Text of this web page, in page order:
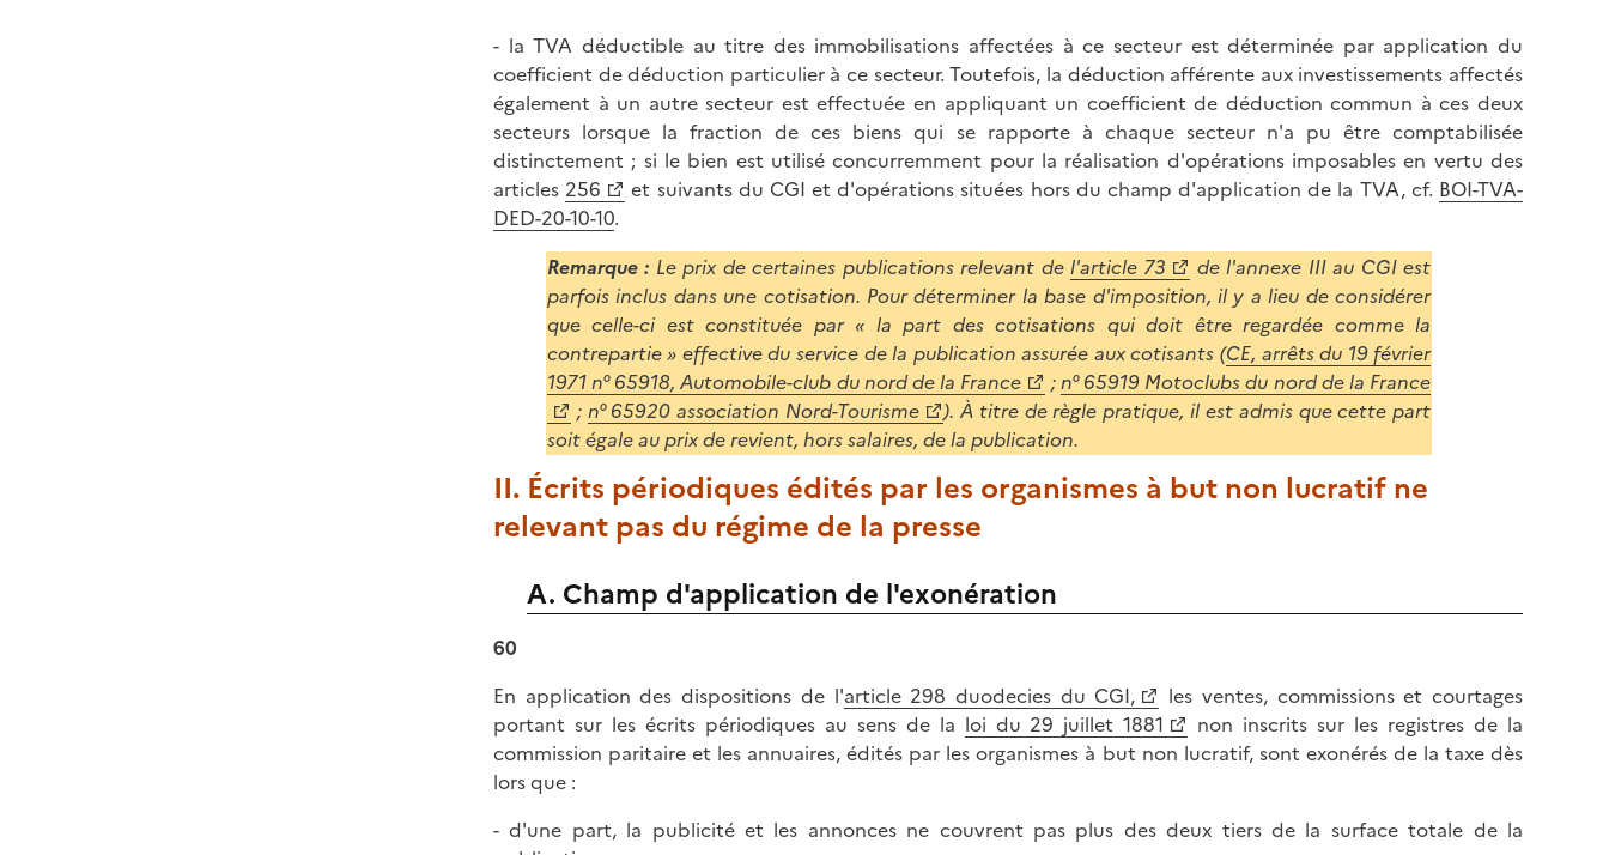
- la TVA déductible au titre des immobilisations affectées à ce secteur est déterminée par application du
coefficient de déduction particulier à ce secteur. Toutefois, la déduction afférente aux investissements affectés
également à un autre secteur est effectuée en appliquant un coefficient de déduction commun à ces deux
secteurs lorsque la fraction de ces biens qui se rapporte à chaque secteur n'a pu être comptabilisée
distinctement ; si le bien est utilisé concurremment pour la réalisation d'opérations imposables en vertu des
articles 256 et suivants du CGI et d'opérations situées hors du champ d'application de la TVA, cf. BOI-TVA-
DED-20-10-10.
Remarque : Le prix de certaines publications relevant de l'article 73
de l'annexe III au CGI est
parfois inclus dans une cotisation. Pour déterminer la base d'imposition, il y a lieu de considérer
que celle-ci est constituée par « la part des cotisations qui doit être regardée comme la
contrepartie » effective du service de la publication assurée aux cotisants (CE, arrêts du 19 février
1971 n° 65918, Automobile-club du nord de la France
;n° 65919 Motoclubs du nord de la France
; n° 65920 association Nord-Tourisme
). À titre de règle pratique, il est admis que cette part
soit égale au prix de revient, hors salaires, de la publication.
II. Écrits périodiques édités par les organismes à but non lucratif ne
relevant pas du régime de la presse
A. Champ d'application de l'exonération
60
En application des dispositions de l'article 298 duodecies du CGI,
les ventes, commissions et courtages
portant sur les écrits périodiques au sens de la loi du 29 juillet 1881
non inscrits sur les registres de la
commission paritaire et les annuaires, édités par les organismes à but non lucratif, sont exonérés de la taxe dès
lors que :
- d'une part, la publicité et les annonces ne couvrent pas plus des deux tiers de la surface totale de la